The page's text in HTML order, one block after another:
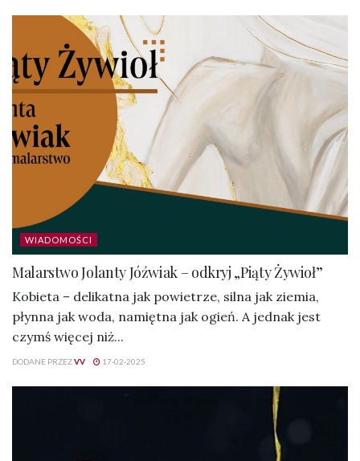
WIADOMOŚCI
Malarstwo Jolanty Jóźwiak – odkryj „Piąty Żywioł”
Kobieta – delikatna jak powietrze, silna jak ziemia,
płynna jak woda, namiętna jak ogień. A jednak jest
czymś więcej niż...
DODANE PRZEZVV 17-02-2025